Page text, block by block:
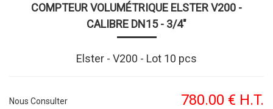
COMPTEUR VOLUMÉTRIQUE ELSTER V200 -
CALIBRE DN15 - 3/4"
Elster - V200 - Lot 10 pcs
780.00 € H.T.
Nous Consulter